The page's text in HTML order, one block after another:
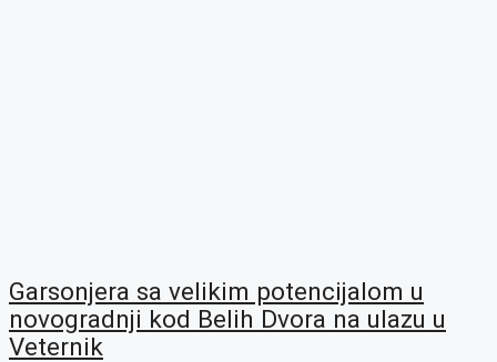
Garsonjera sa velikim potencijalom u
novogradnji kod Belih Dvora na ulazu u
Veternik